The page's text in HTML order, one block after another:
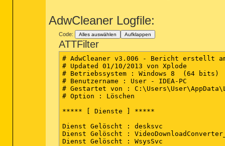
AdwCleaner Logfile:
Code: Alles auswählen Aufklappen
ATTFilter
# AdwCleaner v3.006 - Bericht erstellt am 04/10/2013 um 14:15:26
# Updated 01/10/2013 von Xplode
# Betriebssystem : Windows 8  (64 bits)
# Benutzername : User - IDEA-PC
# Gestartet von : C:\Users\User\AppData\Local\Microsoft\Windows\Temporary Internet Files\Content.IE5\ZK1460WQ\adwcleaner.exe
# Option : Löschen

***** [ Dienste ] *****

Dienst Gelöscht : desksvc
Dienst Gelöscht : VideoDownloadConverter_4zService
Dienst Gelöscht : WsysSvc

***** [ Dateien / Ordner ] *****

Ordner Gelöscht : C:\ProgramData\eSafe
Ordner Gelöscht : C:\ProgramData\Microsoft\Windows\Start Menu\Programs\Desk 365
Ordner Gelöscht : C:\Program Files (x86)\Desk 365
[!] Ordner Gelöscht : C:\Program Files (x86)\optimizer pro
Ordner Gelöscht : C:\Program Files (x86)\VideoDownloadConverter_4z
Ordner Gelöscht : C:\Program Files (x86)\Common Files\337
Ordner Gelöscht : C:\Users\User\AppData\Local\Temp\Desk365
Ordner Gelöscht : C:\Users\User\AppData\Local\Temp\OCS
Ordner Gelöscht : C:\Users\User\AppData\LocalLow\Softonic
Ordner Gelöscht : C:\Users\User\AppData\LocalLow\VideoDownloadConverter_4z
Ordner Gelöscht : C:\Users\User\AppData\Roaming\Desk 365
Ordner Gelöscht : C:\Users\User\AppData\Roaming\OpenCandy
Ordner Gelöscht : C:\Users\User\AppData\Roaming\optimizer pro
Ordner Gelöscht : C:\Users\User\Documents\optimizer pro
Ordner Gelöscht : C:\Users\User\AppData\Local\Google\Chrome\User Data\Default\Extensions\elchiiiejkobdbblfejjkbphbddgmljf
Datei Gelöscht : C:\Users\User\AppData\Roaming\Microsoft\Windows\Start Menu\Programs\lollipop.lnk
Datei Gelöscht : C:\Users\User\Desktop\Optimizer Pro.lnk

***** [ Verknüpfungen ] *****


***** [ Registrierungsdatenbank ] *****

Wert Gelöscht : HKCU\Software\Microsoft\Windows\CurrentVersion\Run [Desk 365]
Wert Gelöscht : HKCU\Software\Microsoft\Windows\CurrentVersion\Run [Optimizer Pro]
Schlüssel Gelöscht : HKLM\SOFTWARE\Classes\VideoDownloadConverter_4z.DynamicBarButton
Schlüssel Gelöscht : HKLM\SOFTWARE\Classes\VideoDownloadConverter_4z.DynamicBarButton.1
Schlüssel Gelöscht : HKLM\SOFTWARE\Classes\VideoDownloadConverter_4z.FeedManager
Schlüssel Gelöscht : HKLM\SOFTWARE\Classes\VideoDownloadConverter_4z.FeedManager.1
Schlüssel Gelöscht : HKLM\SOFTWARE\Classes\VideoDownloadConverter_4z.HTMLMenu
Schlüssel Gelöscht : HKLM\SOFTWARE\Classes\VideoDownloadConverter_4z.HTMLMenu.1
Schlüssel Gelöscht : HKLM\SOFTWARE\Classes\VideoDownloadConverter_4z.HTMLPanel
Schlüssel Gelöscht : HKLM\SOFTWARE\Classes\VideoDownloadConverter_4z.HTMLPanel.1
Schlüssel Gelöscht : HKLM\SOFTWARE\Classes\VideoDownloadConverter_4z.MultipleButton
Schlüssel Gelöscht : HKLM\SOFTWARE\Classes\VideoDownloadConverter_4z.MultipleButton.1
Schlüssel Gelöscht : HKLM\SOFTWARE\Classes\VideoDownloadConverter_4z.PseudoTransparentPlugin
Schlüssel Gelöscht : HKLM\SOFTWARE\Classes\VideoDownloadConverter_4z.PseudoTransparentPlugin.1
Schlüssel Gelöscht : HKLM\SOFTWARE\Classes\VideoDownloadConverter_4z.Radio
Schlüssel Gelöscht : HKLM\SOFTWARE\Classes\VideoDownloadConverter_4z.Radio.1
Schlüssel Gelöscht : HKLM\SOFTWARE\Classes\VideoDownloadConverter_4z.RadioSettings
Schlüssel Gelöscht : HKLM\SOFTWARE\Classes\VideoDownloadConverter_4z.RadioSettings.1
Schlüssel Gelöscht : HKLM\SOFTWARE\Classes\VideoDownloadConverter_4z.ScriptButton
Schlüssel Gelöscht : HKLM\SOFTWARE\Classes\VideoDownloadConverter_4z.ScriptButton.1
Schlüssel Gelöscht : HKLM\SOFTWARE\Classes\VideoDownloadConverter_4z.SettingsPlugin
Schlüssel Gelöscht : HKLM\SOFTWARE\Classes\VideoDownloadConverter_4z.SettingsPlugin.1
Schlüssel Gelöscht : HKLM\SOFTWARE\Classes\VideoDownloadConverter_4z.SkinLauncher
Schlüssel Gelöscht : HKLM\SOFTWARE\Classes\VideoDownloadConverter_4z.SkinLauncher.1
Schlüssel Gelöscht : HKLM\SOFTWARE\Classes\VideoDownloadConverter_4z.ThirdPartyInstaller
Schlüssel Gelöscht : HKLM\SOFTWARE\Classes\VideoDownloadConverter_4z.ThirdPartyInstaller.1
Schlüssel Gelöscht : HKLM\SOFTWARE\Classes\VideoDownloadConverter_4z.UrlAlertButton
Schlüssel Gelöscht : HKLM\SOFTWARE\Classes\VideoDownloadConverter_4z.UrlAlertButton.1
Schlüssel Gelöscht : HKLM\SOFTWARE\Classes\VideoDownloadConverter_4z.XMLSessionPlugin
Schlüssel Gelöscht : HKLM\SOFTWARE\Classes\VideoDownloadConverter_4z.XMLSessionPlugin.1
Schlüssel Gelöscht : HKLM\SYSTEM\CurrentControlSet\Services\Eventlog\Application\DeskSvc
Schlüssel Gelöscht : HKLM\SYSTEM\CurrentControlSet\Services\Eventlog\Application\WsysSvc
Wert Gelöscht : HKLM\SOFTWARE\Microsoft\Windows\CurrentVersion\Run [VideoDownloadConverter Search Scope Monitor]
Wert Gelöscht : HKLM\SOFTWARE\Microsoft\Windows\CurrentVersion\Run [VideoDownloadConverter_4z Browser Plugin Loader]
Schlüssel Gelöscht : HKLM\SOFTWARE\Classes\AppID\{7ABBFE1C-E485-44AA-8F36-353751B4124D}
Schlüssel Gelöscht : HKLM\SOFTWARE\Classes\CLSID\{13119113-0854-469D-807A-171568457991}
Schlüssel Gelöscht : HKLM\SOFTWARE\Classes\CLSID\{1F6F39C1-00A8-4752-A94C-D0EA92D978B6}
Schlüssel Gelöscht : HKLM\SOFTWARE\Classes\CLSID\{2A1260C1-2964-453F-B0BA-FA429472EB5F}
Schlüssel Gelöscht : HKLM\SOFTWARE\Classes\CLSID\{312F84FB-8970-4FD3-BDDB-7012EAC4AFC9}
Schlüssel Gelöscht : HKLM\SOFTWARE\Classes\CLSID\{33119133-0854-469D-807A-171568457991}
Schlüssel Gelöscht : HKLM\SOFTWARE\Classes\CLSID\{363D5C92-10DC-4287-93E5-1832EECC48EC}
Schlüssel Gelöscht : HKLM\SOFTWARE\Classes\CLSID\{3B41BE90-F731-4137-AFF3-2CA951E7F0D9}
Schlüssel Gelöscht : HKLM\SOFTWARE\Classes\CLSID\{4128C64D-F0DD-4811-9405-D22294E8151F}
Schlüssel Gelöscht : HKLM\SOFTWARE\Classes\CLSID\{5354D921-3F52-47C5-938D-77A2FB6DEFE7}
Schlüssel Gelöscht : HKLM\SOFTWARE\Classes\CLSID\{66292684-B2C2-4C7C-B3D2-BF446E30744C}
Schlüssel Gelöscht : HKLM\SOFTWARE\Classes\CLSID\{69407823-3494-4400-8D49-612549E8F4EE}
Schlüssel Gelöscht : HKLM\SOFTWARE\Classes\CLSID\{6BFF4BCB-7A73-45A7-AC4C-389A34E1D1EF}
Schlüssel Gelöscht : HKLM\SOFTWARE\Classes\CLSID\{71144427-1368-4D18-8DC9-2AE3CC4C4F83}
Schlüssel Gelöscht : HKLM\SOFTWARE\Classes\CLSID\{8FCA5302-6D6D-4645-BF99-D43CF76CE474}
Schlüssel Gelöscht : HKLM\SOFTWARE\Classes\CLSID\{99E1F6FD-2E94-4CF6-8344-1BA63CD3BD9B}
Schlüssel Gelöscht : HKLM\SOFTWARE\Classes\CLSID\{C547C6C2-561B-4169-A2A5-20BA771CA93B}
Schlüssel Gelöscht : HKLM\SOFTWARE\Classes\CLSID\{DD385519-22E7-4BE2-8A8D-35C66DF4858E}
Schlüssel Gelöscht : HKLM\SOFTWARE\Classes\CLSID\{ED345812-2722-4DCA-9976-